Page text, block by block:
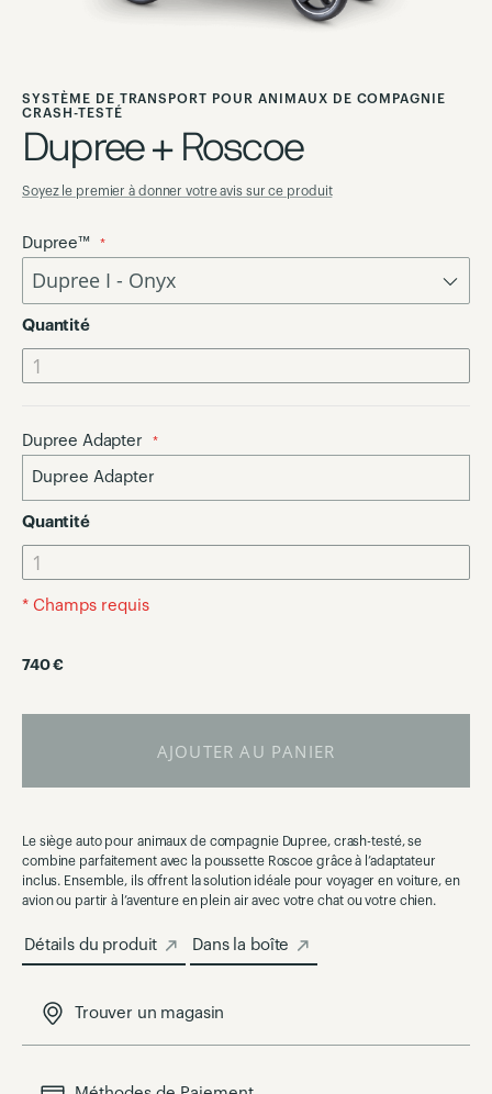
the
beginning
of
the
gallery
SYSTÈME DE TRANSPORT POUR ANIMAUX DE COMPAGNIE
CRASH-TESTÉ
Dupree + Roscoe
Soyez le premier à donner votre avis sur ce produit
Dupree™
Quantité
Dupree Adapter
Dupree Adapter
Quantité
* Champs requis
740 €
AJOUTER AU PANIER
Le siège auto pour animaux de compagnie Dupree, crash-testé, se
combine parfaitement avec la poussette Roscoe grâce à l’adaptateur
inclus. Ensemble, ils offrent la solution idéale pour voyager en voiture, en
avion ou partir à l’aventure en plein air avec votre chat ou votre chien.
Détails du produit Dans la boîte
Trouver un magasin